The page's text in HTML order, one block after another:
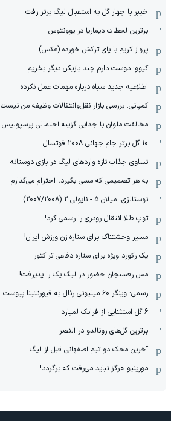
خیبر با چهار گل به استقبال لیگ برتر رفت
برترین لحظات دیماریا در یوونتوس
پرواز کریم با پای ترکش خورده (عکس)
کیوو: دوست دارم چند بازیکن دیگر بخریم
اطلاعیه جدید سپاه درباره مهمات عمل نکرده
کمپانی: بررسی بازار نقل‌وانتقالات وظیفه من نیست
مخالفت ملوان با جدایی گزینه احتمالی پرسپولیس
10 گل برتر جام جهانی 2008 فوتسال
تساوی جذاب تازه واردهای لیگ در بازی دوستانه
به هر تصمیمی که مسی بگیرد، احترام می‌گذارم
نوستالژی، میلان 5 - ناپولی 2 (2007/2008)
توپ طلا انتقال رودری را رسمی کرد!
مسیر وحشتناک برای ستاره زن ورزش ایران!
یک رکورد ویژه برای ستاره دفاعی تراکتور
مس رفسنجان حضور در لیگ یک را پذیرفت!
رسمی: وینگر 60 میلیونی رئال به فیورنتینا پیوست
6 گل استثنایی از فرانک لمپارد
برترین گل‌های رونالدو در النصر
آخرین محک دو تیم اصفهانی قبل از لیگ
مورینیو هرگز نباید می‌رفت که برگردد!